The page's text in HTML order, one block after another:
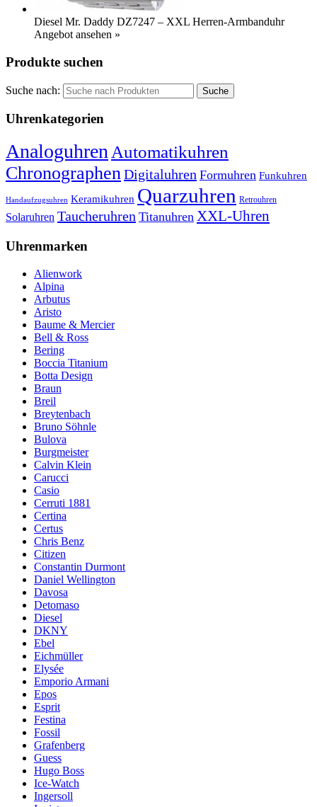
Diesel Mr. Daddy DZ7247 – XXL Herren-Armbanduhr
Angebot ansehen »
Produkte suchen
Suche nach:
Uhrenkategorien
Analoguhren Automatikuhren
ChronographenDigitaluhren Formuhren Funkuhren
Handaufzugsuhren Keramikuhren Quarzuhren Retrouhren
Solaruhren Taucheruhren Titanuhren XXL-Uhren
Uhrenmarken
Alienwork
Alpina
Arbutus
Aristo
Baume & Mercier
Bell & Ross
Bering
Boccia Titanium
Botta Design
Braun
Breil
Breytenbach
Bruno Söhnle
Bulova
Burgmeister
Calvin Klein
Carucci
Casio
Cerruti 1881
Certina
Certus
Chris Benz
Citizen
Constantin Durmont
Daniel Wellington
Davosa
Detomaso
Diesel
DKNY
Ebel
Eichmüller
Elysée
Emporio Armani
Epos
Esprit
Festina
Fossil
Grafenberg
Guess
Hugo Boss
Ice-Watch
Ingersoll